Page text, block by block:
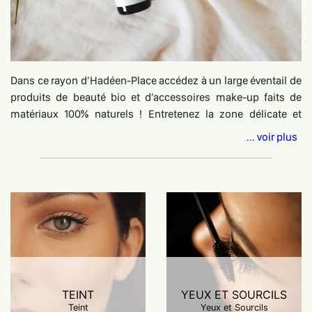
Dans ce rayon d’Hadéen-Place accédez à un large éventail de
produits de beauté bio et d’accessoires make-up faits de
matériaux 100% naturels ! Entretenez la zone délicate et
sensible de votre contour des yeux avec des cosmétiques
sourcils certifié Cosmos Organic, palette yeux et sourcils
labellisée Nature et certifiée Bio cohérence, soin stimulation
pousse de cils et sourcils certifié Cosmos Organic… Nos
produits naturels pour entretenir la beauté des lèvres sont de
véritables alliés pour les protéger au quotidien : baume à
lèvres naturel sans parfum made in France, stick à lèvres
teinté bio fabriqué en France, rouge à lèvres bio fabriqué en
... voir plus
TEINT
Teint
YEUX ET SOURCILS
Yeux et Sourcils